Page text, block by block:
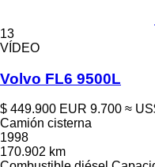
13
VÍDEO
Volvo FL6 9500L
$ 449.900 EUR 9.700 ≈
Camión cisterna
1998
170.902 km